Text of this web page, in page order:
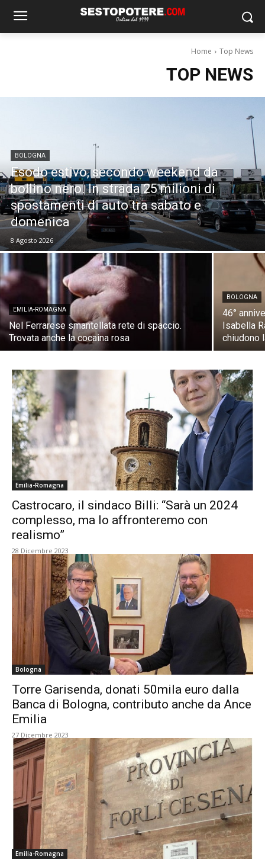
Home Top News
TOP NEWS
BOLOGNA
Esodo estivo, secondo weekend da
bollino nero. In strada 25 milioni di
spostamenti di auto tra sabato e
domenica
8 Agosto 2026
EMILIA-ROMAGNA
Nel Ferrarese smantellata rete di spaccio.
Trovata anche la cocaina rosa
BOLOGNA
46°
Isabella
chiudono
Emilia-Romagna
Castrocaro, il sindaco Billi: “Sarà un 2024
complesso, ma lo affronteremo con
realismo”
28 Dicembre 2023
Bologna
Torre Garisenda, donati 50mila euro dalla
Banca di Bologna, contributo anche da Ance
Emilia
27 Dicembre 2023
Emilia-Romagna